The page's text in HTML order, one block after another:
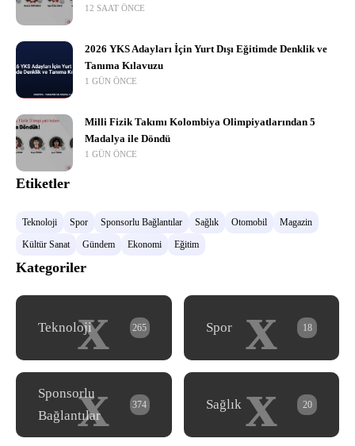
12 SAAT ÖNCE
2026 YKS Adayları İçin Yurt Dışı Eğitimde Denklik ve
Tanıma Kılavuzu
1 GÜN ÖNCE
Milli Fizik Takımı Kolombiya Olimpiyatlarından 5
Madalya ile Döndü
1 GÜN ÖNCE
Etiketler
Teknoloji Spor Sponsorlu Bağlantılar Sağlık Otomobil
Magazin
Kültür Sanat
Gündem Ekonomi Eğitim
Kategoriler
x
Teknoloji 265 x
Spor 18
x
Sponsorlu
Bağlantılar
374 x
Sağlık 20